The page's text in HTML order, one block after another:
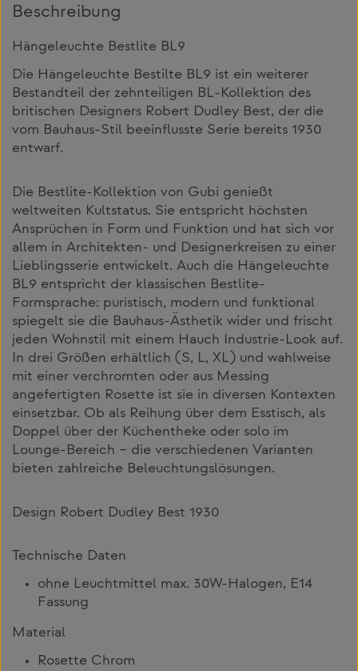
Beschreibung
Hängeleuchte Bestlite BL9
Die Hängeleuchte Bestilte BL9 ist ein weiterer
Bestandteil der zehnteiligen BL-Kollektion des
britischen Designers Robert Dudley Best, der die
vom Bauhaus-Stil beeinflusste Serie bereits 1930
entwarf.
Die Bestlite-Kollektion von Gubi genießt
weltweiten Kultstatus. Sie entspricht höchsten
Ansprüchen in Form und Funktion und hat sich vor
allem in Architekten- und Designerkreisen zu einer
Lieblingsserie entwickelt. Auch die Hängeleuchte
BL9 entspricht der klassischen Bestlite-
Formsprache: puristisch, modern und funktional
spiegelt sie die Bauhaus-Ästhetik wider und frischt
jeden Wohnstil mit einem Hauch Industrie-Look auf.
In drei Größen erhältlich (S, L, XL) und wahlweise
mit einer verchromten oder aus Messing
angefertigten Rosette ist sie in diversen Kontexten
einsetzbar. Ob als Reihung über dem Esstisch, als
Doppel über der Küchentheke oder solo im
Lounge-Bereich – die verschiedenen Varianten
bieten zahlreiche Beleuchtungslösungen.
Design Robert Dudley Best 1930
Technische Daten
ohne Leuchtmittel max. 30W-Halogen, E14
Fassung
Material
Rosette Chrom